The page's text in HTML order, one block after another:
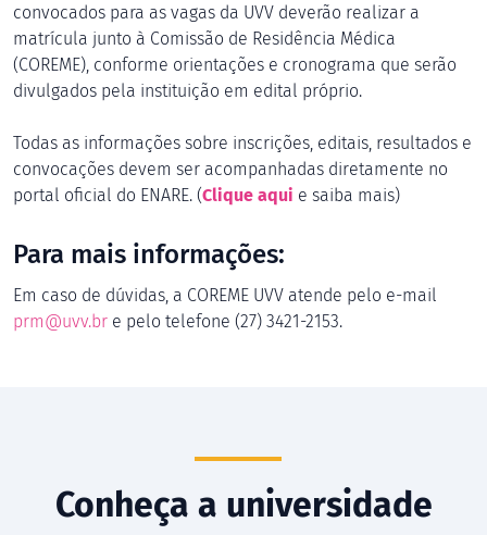
convocados para as vagas da UVV deverão realizar a
matrícula junto à Comissão de Residência Médica
(COREME), conforme orientações e cronograma que serão
divulgados pela instituição em edital próprio.
Todas as informações sobre inscrições, editais, resultados e
convocações devem ser acompanhadas diretamente no
portal oficial do ENARE. (Clique aqui e saiba mais)
Para mais informações:
Em caso de dúvidas, a COREME UVV atende pelo e-mail
prm@uvv.br e pelo telefone (27) 3421-2153.
Conheça a universidade